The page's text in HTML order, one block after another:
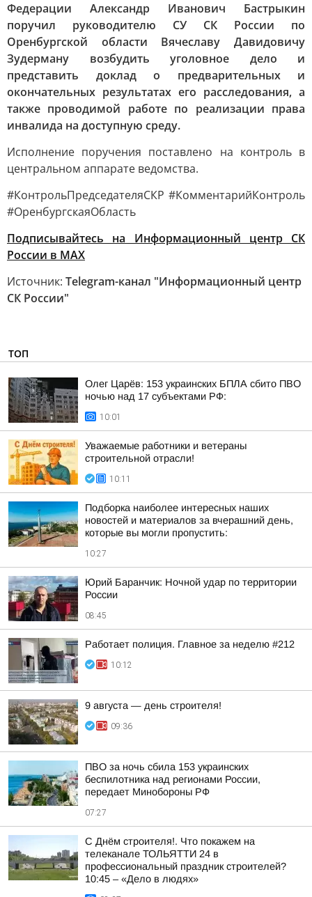
Федерации Александр Иванович Бастрыкин
поручил руководителю СУ СК России по
Оренбургской области Вячеславу Давидовичу
Зудерману возбудить уголовное дело и
представить доклад о предварительных и
окончательных результатах его расследования, а
также проводимой работе по реализации права
инвалида на доступную среду.
Исполнение поручения поставлено на контроль в
центральном аппарате ведомства.
#КонтрольПредседателяСКР #КомментарийКонтроль
#ОренбургскаяОбласть
Подписывайтесь на Информационный центр СК
России в MAХ
Источник: Telegram-канал "Информационный центр
СК России"
ТОП
Олег Царёв: 153 украинских БПЛА сбито ПВО
ночью над 17 субъектами РФ:
10:01
Уважаемые работники и ветераны
строительной отрасли!
10:11
Подборка наиболее интересных наших
новостей и материалов за вчерашний день,
которые вы могли пропустить:
10:27
Юрий Баранчик: Ночной удар по территории
России
08:45
Работает полиция. Главное за неделю #212
10:12
9 августа — день строителя!
09:36
ПВО за ночь сбила 153 украинских
беспилотника над регионами России,
передает Минобороны РФ
07:27
С Днём строителя!. Что покажем на
телеканале ТОЛЬЯТТИ 24 в
профессиональный праздник строителей?
10:45 – «Дело в людях»